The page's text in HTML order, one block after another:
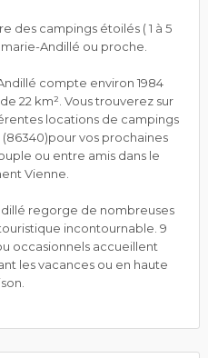
des campings étoilés ( 1 à 5
Andillé ou proche.
compte environ 1984
22 km². Vous trouverez sur
locations de campings
vos prochaines
ou entre amis dans le
Vienne.
regorge de nombreuses
incontournable. 9
occasionnels accueillent
les vacances ou en haute